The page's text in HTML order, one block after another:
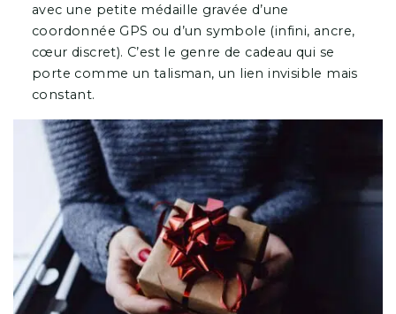
avec une petite médaille gravée d’une
coordonnée GPS ou d’un symbole (infini, ancre,
cœur discret). C’est le genre de cadeau qui se
porte comme un talisman, un lien invisible mais
constant.